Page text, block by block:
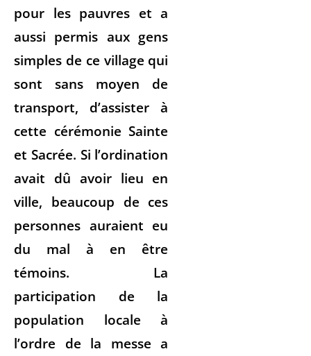
pour les pauvres et a
aussi permis aux gens
simples de ce village qui
sont sans moyen de
transport, d’assister à
cette cérémonie Sainte
et Sacrée. Si l’ordination
avait dû avoir lieu en
ville, beaucoup de ces
personnes auraient eu
du mal à en être
témoins. La
participation de la
population locale à
l’ordre de la messe a